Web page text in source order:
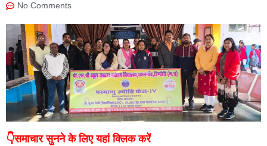
No Comments
👇समाचार सुनने के लिए यहां क्लिक करें